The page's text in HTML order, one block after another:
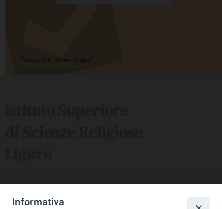
Password dimenticata?
studente / docente
Informativa